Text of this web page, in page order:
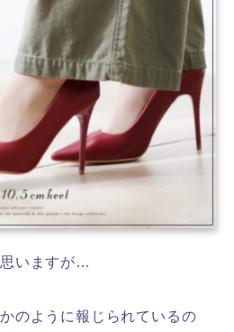
いますが…
のように報じられているの